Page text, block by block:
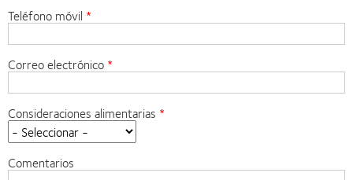
Teléfono móvil
Correo electrónico
Consideraciones alimentarias
Comentarios